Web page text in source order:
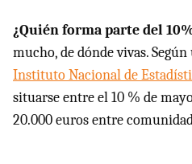
¿Quién forma parte del
mucho, de dónde vivas. Según
Instituto Nacional de
situarse entre el 10 % de
20.000 euros entre